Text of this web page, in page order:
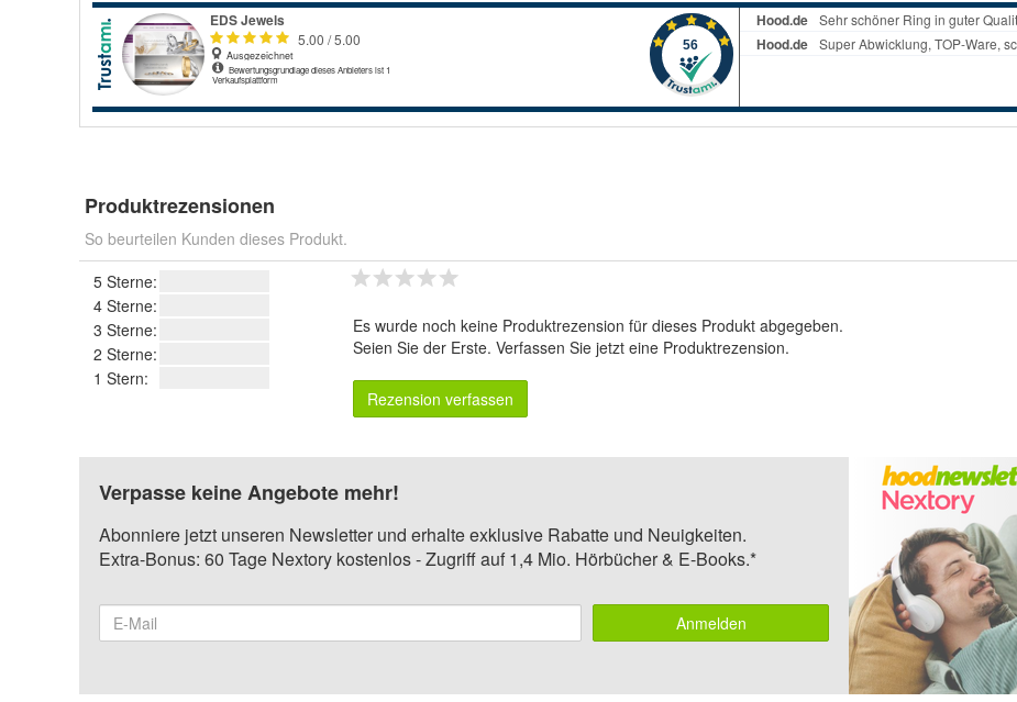
Produktrezensionen
So beurteilen Kunden dieses Produkt.
5 Sterne:
4 Sterne:
3 Sterne:
2 Sterne:
1 Stern:
Es wurde noch keine Produktrezension für dieses Produkt abgegeben.
Seien Sie der Erste. Verfassen Sie jetzt eine Produktrezension.
Rezension verfassen
Verpasse keine Angebote mehr!
Abonniere jetzt unseren Newsletter und erhalte exklusive Rabatte und Neuigkeiten.
Extra-Bonus: 60 Tage Nextory kostenlos - Zugriff auf 1,4 Mio. Hörbücher & E-Books.*
Anmelden